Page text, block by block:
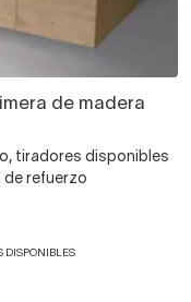
de madera
tiradores disponibles
de refuerzo
DISPONIBLES